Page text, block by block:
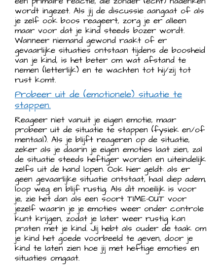
wordt ingezet. Als jij de discussie aangaat of als
je zelf ook boos reageert, zorg je er alleen
maar voor dat je kind steeds bozer wordt.
Wanneer niemand gewond raakt of er
gevaarlijke situaties ontstaan tijdens de boosheid
van je kind, is het beter om wat afstand te
nemen (letterlijk) en te wachten tot hij/zij tot
rust komt.
Probeer uit de (emotionele) situatie te
stappen.
Reageer niet vanuit je eigen emotie, maar
probeer uit de situatie te stappen (fysiek en/of
mentaal). Als je blijft reageren op de situatie,
zeker als je daarin je eigen emoties laat zien, zal
de situatie steeds heftiger worden en uiteindelijk
zelfs uit de hand lopen. Ook hier geldt: als er
geen gevaarlijke situatie ontstaat, haal diep adem,
loop weg en blijf rustig. Als dit moeilijk is voor
je, zie het dan als een soort TIME-OUT voor
jezelf waarin je je emoties weer onder controle
kunt krijgen, zodat je later weer rustig kan
praten met je kind. Jij hebt als ouder de taak om
je kind het goede voorbeeld te geven, door je
kind te laten zien hoe jij met heftige emoties en
situaties omgaat.